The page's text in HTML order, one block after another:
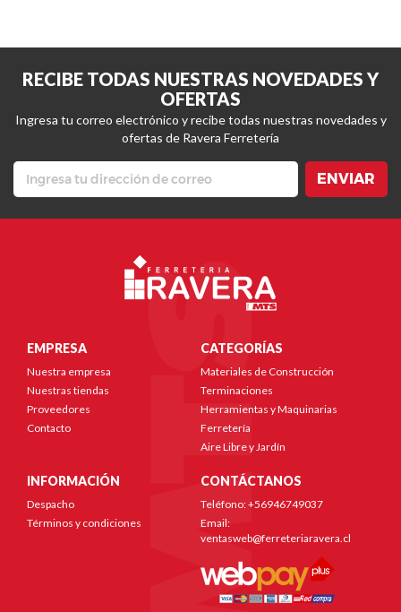
RECIBE TODAS NUESTRAS NOVEDADES Y
OFERTAS
Ingresa tu correo electrónico y recibe todas nuestras novedades y
ofertas de Ravera Ferretería
ENVIAR
EMPRESA
Nuestra empresa
Nuestras tiendas
Proveedores
Contacto
CATEGORÍAS
Materiales de Construcción
Terminaciones
Herramientas y Maquinarias
Ferretería
Aire Libre y Jardín
INFORMACIÓN
Despacho
Términos y condiciones
CONTÁCTANOS
Teléfono: +56946749037
Email:
ventasweb@ferreteriaravera.cl